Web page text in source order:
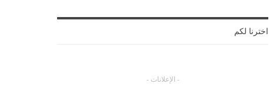
اخترنا لكم
- الإعلانات -